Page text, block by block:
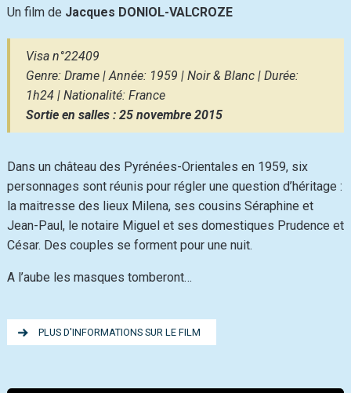
Un film de Jacques DONIOL-VALCROZE
Visa n°22409
Genre: Drame | Année: 1959 | Noir & Blanc | Durée:
1h24 | Nationalité: France
Sortie en salles : 25 novembre 2015
Dans un château des Pyrénées-Orientales en 1959, six
personnages sont réunis pour régler une question d’héritage :
la maitresse des lieux Milena, ses cousins Séraphine et
Jean-Paul, le notaire Miguel et ses domestiques Prudence et
César. Des couples se forment pour une nuit.
A l’aube les masques tomberont…
PLUS D'INFORMATIONS SUR LE FILM